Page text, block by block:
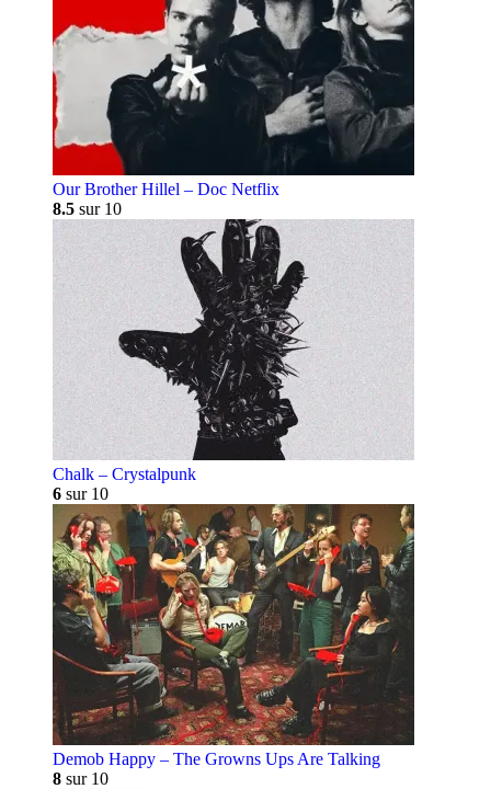
Our Brother Hillel – Doc Netflix
8.5 sur 10
Chalk – Crystalpunk
6 sur 10
Demob Happy – The Growns Ups Are Talking
8 sur 10